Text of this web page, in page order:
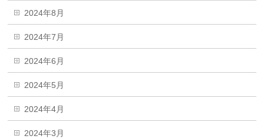
2024年8月
2024年7月
2024年6月
2024年5月
2024年4月
2024年3月